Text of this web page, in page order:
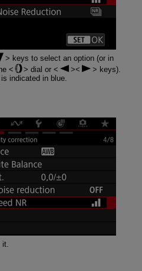
keys to select an option (or in
dial or
keys).
indicated in blue.